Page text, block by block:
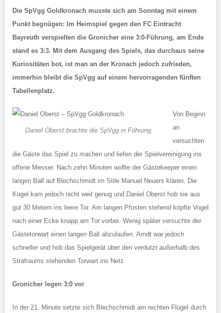
Die SpVgg Goldkronach musste sich am Sonntag mit einem
Punkt begnügen: Im Heimspiel gegen den FC Eintracht
Bayreuth verspielten die Gronicher eine 3:0-Führung, am Ende
stand es 3:3. Mit dem Ausgang des Spiels, das durchaus seine
Kuriositäten bot, ist man an der Kronach jedoch zufrieden,
immerhin bleibt die SpVgg auf einem hervorragenden fünften
Tabellenplatz.
Daniel Oberst brachte die SpVgg in Führung.
Von Beginn
an
versuchten
die Gäste das Spiel zu machen und liefen der Spielvereinigung ins
offene Messer. Nach zehn Minuten wollte der Gästekeeper einen
langen Ball auf Blechschmidt im Stile Manuel Neuers klären. Die
Kugel kam jedoch nicht weit genug und Daniel Oberst hob sie aus
gut 30 Metern ins leere Tor. Am langen Pfosten stehend köpfte Vogel
nach einer Ecke knapp am Tor vorbei. Wenig später versuchte der
Gästetorwart einen langen Ball abzulaufen. Arndt war jedoch
schneller und hob das Spielgerät über den verdutzt außerhalb des
Strafraums stehenden Torwart ins Netz.
Gronicher legen 3:0 vor
In der 21. Minute setzte sich Blechschmidt am rechten Flügel durch